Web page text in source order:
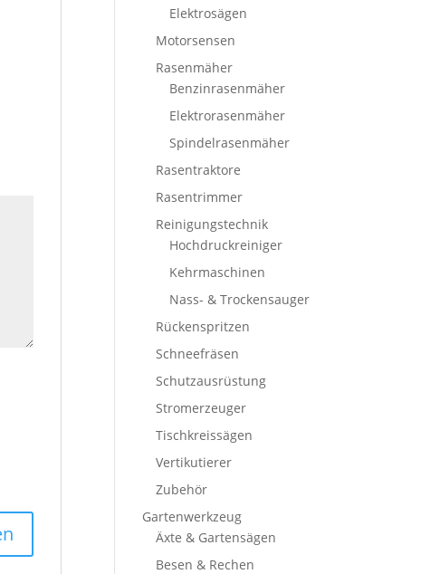
Elektrosägen
Motorsensen
Rasenmäher
Benzinrasenmäher
Elektrorasenmäher
Spindelrasenmäher
Rasentraktore
Rasentrimmer
Reinigungstechnik
Hochdruckreiniger
Kehrmaschinen
Nass- & Trockensauger
Rückenspritzen
Schneefräsen
Schutzausrüstung
Stromerzeuger
Tischkreissägen
Vertikutierer
Zubehör
Gartenwerkzeug
Äxte & Gartensägen
Besen & Rechen